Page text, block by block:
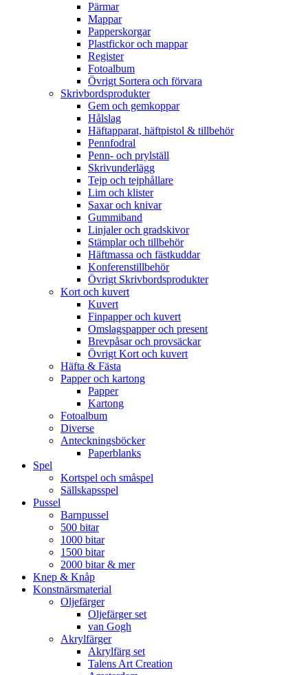
Pärmar
Mappar
Papperskorgar
Plastfickor och mappar
Register
Fotoalbum
Övrigt Sortera och förvara
Skrivbordsprodukter
Gem och gemkoppar
Hålslag
Häftapparat, häftpistol & tillbehör
Pennfodral
Penn- och prylställ
Skrivunderlägg
Tejp och tejphållare
Lim och klister
Saxar och knivar
Gummiband
Linjaler och gradskivor
Stämplar och tillbehör
Häftmassa och fästkuddar
Konferenstillbehör
Övrigt Skrivbordsprodukter
Kort och kuvert
Kuvert
Finpapper och kuvert
Omslagspapper och present
Brevpåsar och provsäckar
Övrigt Kort och kuvert
Häfta & Fästa
Papper och kartong
Papper
Kartong
Fotoalbum
Diverse
Anteckningsböcker
Paperblanks
Spel
Kortspel och småspel
Sällskapsspel
Pussel
Barnpussel
500 bitar
1000 bitar
1500 bitar
2000 bitar & mer
Knep & Knåp
Konstnärsmaterial
Oljefärger
Oljefärger set
van Gogh
Akrylfärger
Akrylfärg set
Talens Art Creation